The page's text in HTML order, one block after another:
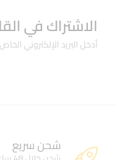
الاشتراك في
أدخل البريد الإلكتروني
شحن سريع